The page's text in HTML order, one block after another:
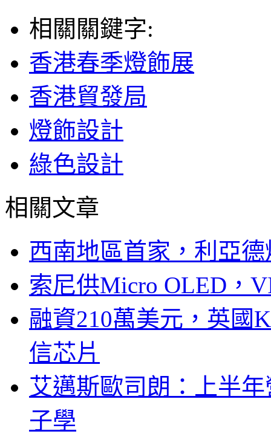
相關關鍵字:
香港春季燈飾展
香港貿發局
燈飾設計
綠色設計
相關文章
西南地區首家，利亞
索尼供Micro OLED，
融資210萬美元，英國
信芯片
艾邁斯歐司朗：上半
子學